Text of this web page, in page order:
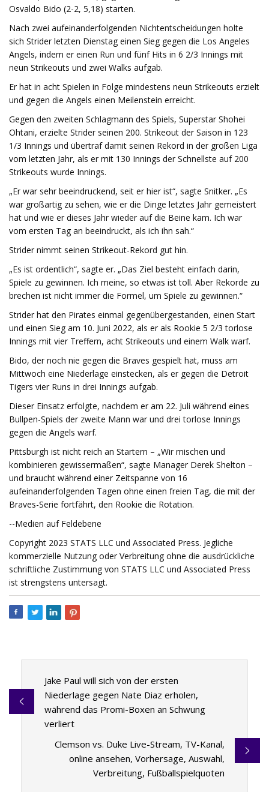
Osvaldo Bido (2-2, 5,18) starten.
Nach zwei aufeinanderfolgenden Nichtentscheidungen holte
sich Strider letzten Dienstag einen Sieg gegen die Los Angeles
Angels, indem er einen Run und fünf Hits in 6 2/3 Innings mit
neun Strikeouts und zwei Walks aufgab.
Er hat in acht Spielen in Folge mindestens neun Strikeouts erzielt
und gegen die Angels einen Meilenstein erreicht.
Gegen den zweiten Schlagmann des Spiels, Superstar Shohei
Ohtani, erzielte Strider seinen 200. Strikeout der Saison in 123
1/3 Innings und übertraf damit seinen Rekord in der großen Liga
vom letzten Jahr, als er mit 130 Innings der Schnellste auf 200
Strikeouts wurde Innings.
„Er war sehr beeindruckend, seit er hier ist“, sagte Snitker. „Es
war großartig zu sehen, wie er die Dinge letztes Jahr gemeistert
hat und wie er dieses Jahr wieder auf die Beine kam. Ich war
vom ersten Tag an beeindruckt, als ich ihn sah.“
Strider nimmt seinen Strikeout-Rekord gut hin.
„Es ist ordentlich“, sagte er. „Das Ziel besteht einfach darin,
Spiele zu gewinnen. Ich meine, so etwas ist toll. Aber Rekorde zu
brechen ist nicht immer die Formel, um Spiele zu gewinnen.“
Strider hat den Pirates einmal gegenübergestanden, einen Start
und einen Sieg am 10. Juni 2022, als er als Rookie 5 2/3 torlose
Innings mit vier Treffern, acht Strikeouts und einem Walk warf.
Bido, der noch nie gegen die Braves gespielt hat, muss am
Mittwoch eine Niederlage einstecken, als er gegen die Detroit
Tigers vier Runs in drei Innings aufgab.
Dieser Einsatz erfolgte, nachdem er am 22. Juli während eines
Bullpen-Spiels der zweite Mann war und drei torlose Innings
gegen die Angels warf.
Pittsburgh ist nicht reich an Startern – „Wir mischen und
kombinieren gewissermaßen“, sagte Manager Derek Shelton –
und braucht während einer Zeitspanne von 16
aufeinanderfolgenden Tagen ohne einen freien Tag, die mit der
Braves-Serie fortfährt, den Rookie die Rotation.
--Medien auf Feldebene
Copyright 2023 STATS LLC und Associated Press. Jegliche
kommerzielle Nutzung oder Verbreitung ohne die ausdrückliche
schriftliche Zustimmung von STATS LLC und Associated Press
ist strengstens untersagt.
Jake Paul will sich von der ersten
Niederlage gegen Nate Diaz erholen,
während das Promi-Boxen an Schwung
verliert
Clemson vs. Duke Live-Stream, TV-Kanal,
online ansehen, Vorhersage, Auswahl,
Verbreitung, Fußballspielquoten